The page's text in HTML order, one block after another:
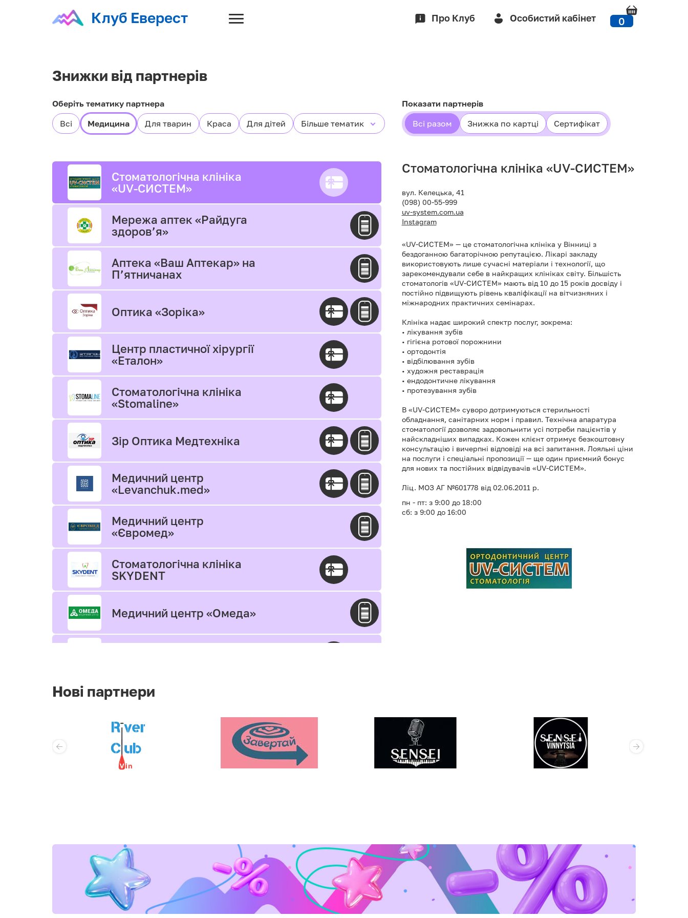
Клуб Еверест Про Клуб Особистий кабінет 0
Знижки від партнерів
Оберіть тематику партнера
Всі
Медицина Для тварин Краса Для дітей Більше тематик
Показати партнерів
Всі разом
Знижка по картці Сертифікат
Стоматологічна клініка
«UV-СИСТЕМ»
Мережа аптек «Райдуга
здоров’я»
Аптека «Ваш Аптекар» на
П’ятничанах
Оптика «Зоріка»
Центр пластичної хірургії
«Еталон»
Стоматологічна клініка
«Stomaline»
Зір Оптика Медтехніка
Медичний центр
«Levanchuk.med»
Медичний центр
«Євромед»
Стоматологічна клініка
SKYDENT
Медичний центр «Омеда»
косметології,
AMED
Центр контактної
корекції зору «Ваша
Оптика»
Стоматологічна клініка «UV-СИСТЕМ»
вул. Келецька, 41
(098) 00-55-999
uv-system.com.ua
Instagram
«UV-СИСТЕМ» — це стоматологічна клініка у Вінниці з
бездоганною багаторічною репутацією. Лікарі закладу
використовують лише сучасні матеріали і технології, що
зарекомендували себе в найкращих клініках світу. Більшість
стоматологів «UV-СИСТЕМ» мають від 10 до 15 років досвіду і
постійно підвищують рівень кваліфікації на вітчизняних і
міжнародних практичних семінарах.
Клініка надає широкий спектр послуг, зокрема:
• лікування зубів
• гігієна ротової порожнини
• ортодонтія
• відбілювання зубів
• художня реставрація
• ендодонтичне лікування
• протезування зубів
В «UV-СИСТЕМ» суворо дотримуються стерильності
обладнання, санітарних норм і правил. Технічна апаратура
стоматології дозволяє задовольнити усі потреби пацієнтів у
найскладніших випадках. Кожен клієнт отримує безкоштовну
консультацію і вичерпні відповіді на всі запитання. Лояльні ціни
на послуги і спеціальні пропозиції — ще один приємний бонус
для нових та постійних відвідувачів «UV-СИСТЕМ».
Ліц. МОЗ АГ №601778 від 02.06.2011 р.
пн - пт: з 9:00 до 18:00
сб: з 9:00 до 16:00
Нові партнери